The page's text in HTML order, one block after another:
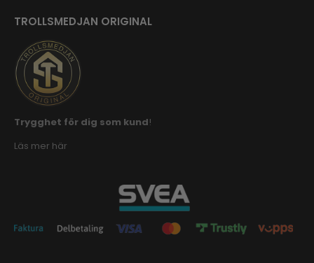
TROLLSMEDJAN ORIGINAL
Trygghet för dig som kund!
Läs mer här